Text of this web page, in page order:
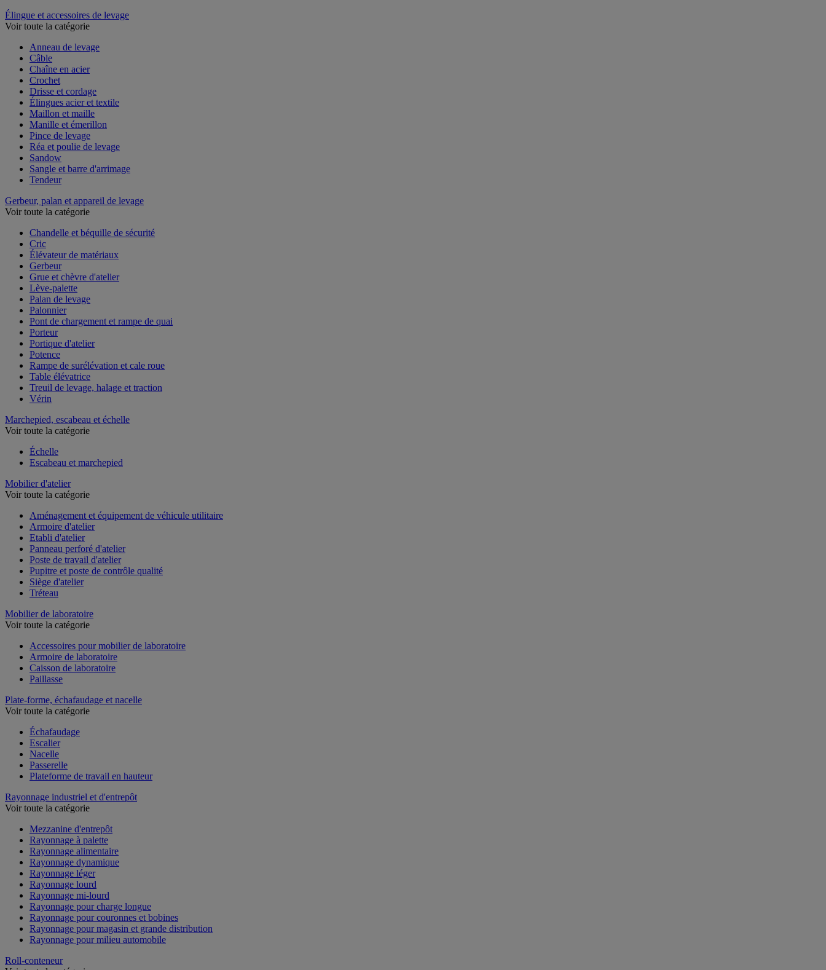
Élingue et accessoires de levage
Voir toute la catégorie
Anneau de levage
Câble
Chaîne en acier
Crochet
Drisse et cordage
Élingues acier et textile
Maillon et maille
Manille et émerillon
Pince de levage
Réa et poulie de levage
Sandow
Sangle et barre d'arrimage
Tendeur
Gerbeur, palan et appareil de levage
Voir toute la catégorie
Chandelle et béquille de sécurité
Cric
Élévateur de matériaux
Gerbeur
Grue et chèvre d'atelier
Lève-palette
Palan de levage
Palonnier
Pont de chargement et rampe de quai
Porteur
Portique d'atelier
Potence
Rampe de surélévation et cale roue
Table élévatrice
Treuil de levage, halage et traction
Vérin
Marchepied, escabeau et échelle
Voir toute la catégorie
Échelle
Escabeau et marchepied
Mobilier d'atelier
Voir toute la catégorie
Aménagement et équipement de véhicule utilitaire
Armoire d'atelier
Etabli d'atelier
Panneau perforé d'atelier
Poste de travail d'atelier
Pupitre et poste de contrôle qualité
Siège d'atelier
Tréteau
Mobilier de laboratoire
Voir toute la catégorie
Accessoires pour mobilier de laboratoire
Armoire de laboratoire
Caisson de laboratoire
Paillasse
Plate-forme, échafaudage et nacelle
Voir toute la catégorie
Échafaudage
Escalier
Nacelle
Passerelle
Plateforme de travail en hauteur
Rayonnage industriel et d'entrepôt
Voir toute la catégorie
Mezzanine d'entrepôt
Rayonnage à palette
Rayonnage alimentaire
Rayonnage dynamique
Rayonnage léger
Rayonnage lourd
Rayonnage mi-lourd
Rayonnage pour charge longue
Rayonnage pour couronnes et bobines
Rayonnage pour magasin et grande distribution
Rayonnage pour milieu automobile
Roll-conteneur